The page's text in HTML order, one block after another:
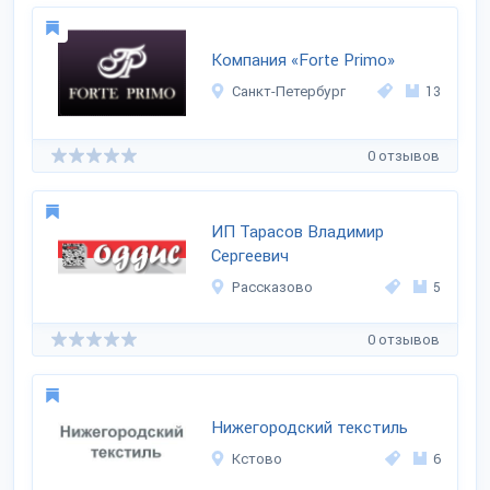
Компания «Forte Primo»
Санкт-Петербург 13
0 отзывов
ИП Тарасов Владимир
Сергеевич
Рассказово 5
0 отзывов
Нижегородский текстиль
Кстово 6